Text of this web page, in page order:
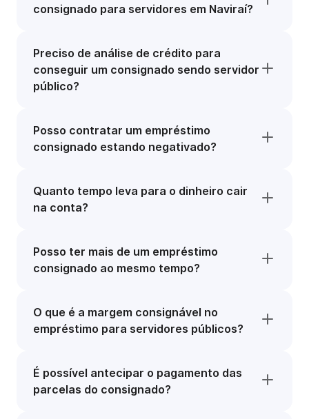
consignado para servidores em Naviraí?
Preciso de análise de crédito para
conseguir um consignado sendo servidor
público?
Posso contratar um empréstimo
consignado estando negativado?
Quanto tempo leva para o dinheiro cair
na conta?
Posso ter mais de um empréstimo
consignado ao mesmo tempo?
O que é a margem consignável no
empréstimo para servidores públicos?
É possível antecipar o pagamento das
parcelas do consignado?